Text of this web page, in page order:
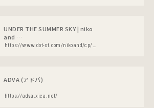
UNDER THE SUMMER SKY | niko
and …
https://www.dot-st.com/nikoand/cp/202305product_mens
ADVA (アドバ)
https://adva.xica.net/